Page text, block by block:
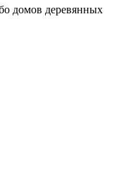
домов деревянных